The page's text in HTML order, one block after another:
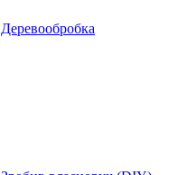
Деревообробка